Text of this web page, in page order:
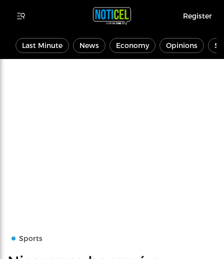
Register
Last Minute News Economy Opinions
Sports